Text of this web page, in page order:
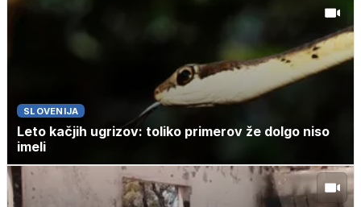
SLOVENIJA
Leto kačjih ugrizov: toliko primerov že dolgo niso
imeli